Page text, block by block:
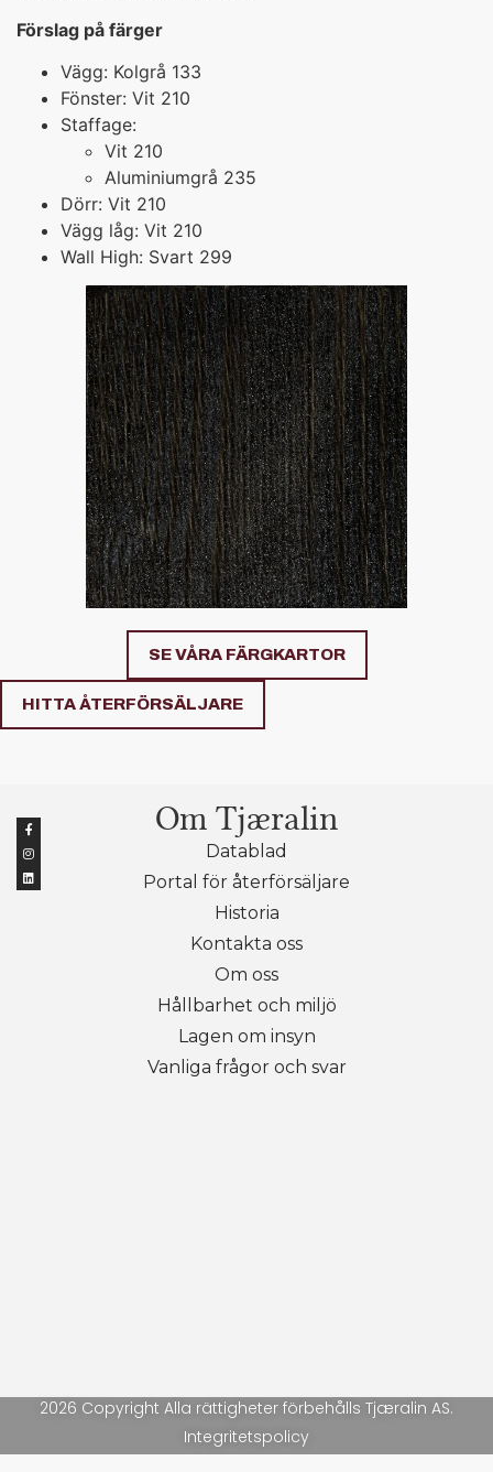
Förslag på färger
Vägg: Kolgrå 133
Fönster: Vit 210
Staffage:
Vit 210
Aluminiumgrå 235
Dörr: Vit 210
Vägg låg: Vit 210
Wall High: Svart 299
SE VÅRA FÄRGKARTOR
HITTA ÅTERFÖRSÄLJARE
Om Tjæralin
Datablad
Portal för återförsäljare
Historia
Kontakta oss
Om oss
Hållbarhet och miljö
Lagen om insyn
Vanliga frågor och svar
2026 Copyright Alla rättigheter förbehålls Tjæralin AS.
Integritetspolicy